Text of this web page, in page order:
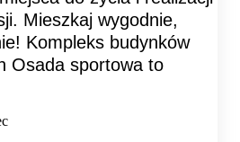
Mieszkaj wygodnie,
Kompleks budynków
Osada sportowa to